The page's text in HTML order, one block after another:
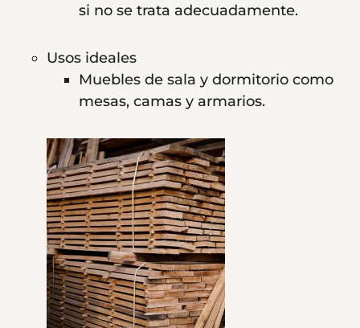
si no se trata adecuadamente.
Usos ideales
Muebles de sala y dormitorio como
mesas, camas y armarios.